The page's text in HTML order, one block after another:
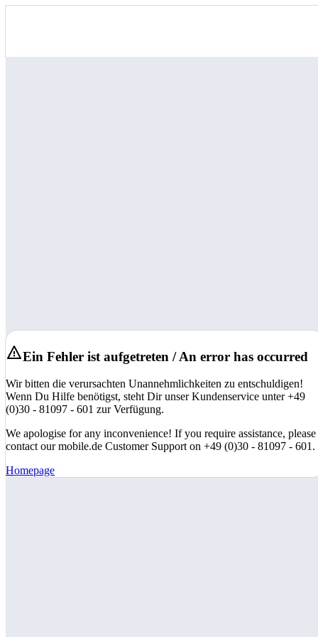
Ein Fehler ist aufgetreten / An error has occurred
Wir bitten die verursachten Unannehmlichkeiten zu entschuldigen!
Wenn Du Hilfe benötigst, steht Dir unser Kundenservice unter +49
(0)30 - 81097 - 601 zur Verfügung.
We apologise for any inconvenience! If you require assistance, please
contact our mobile.de Customer Support on +49 (0)30 - 81097 - 601.
Homepage